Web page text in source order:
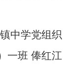
中学党组织
一班 俸红江